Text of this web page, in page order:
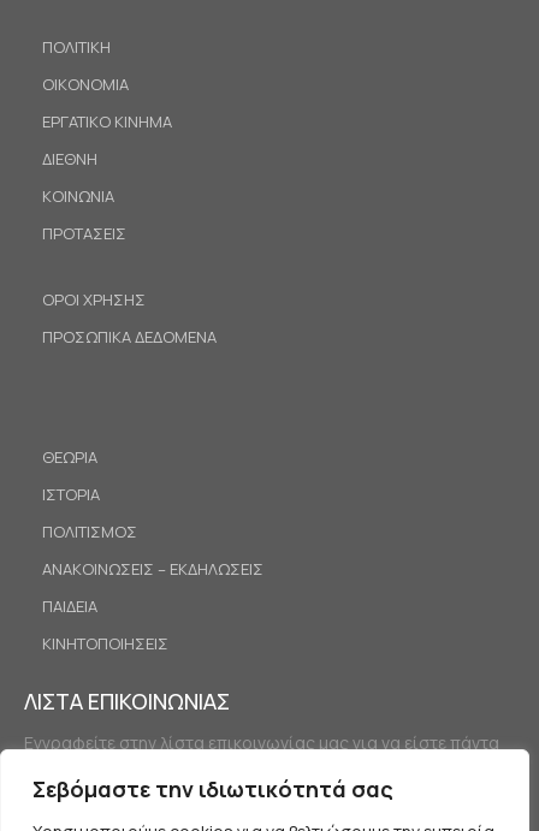
Σεβόμαστε την ιδιωτικότητά σας
ΠΟΛΙΤΙΚΗ
ΟΙΚΟΝΟΜΙΑ
ΕΡΓΑΤΙΚΟ ΚΙΝΗΜΑ
ΔΙΕΘΝΗ
ΚΟΙΝΩΝΙΑ
ΠΡΟΤΑΣΕΙΣ
ΟΡΟΙ ΧΡΗΣΗΣ
ΠΡΟΣΩΠΙΚΑ ΔΕΔΟΜΕΝΑ
ΘΕΩΡΙΑ
ΙΣΤΟΡΙΑ
ΠΟΛΙΤΙΣΜΟΣ
ΑΝΑΚΟΙΝΩΣΕΙΣ – ΕΚΔΗΛΩΣΕΙΣ
ΠΑΙΔΕΙΑ
ΚΙΝΗΤΟΠΟΙΗΣΕΙΣ
ΛΙΣΤΑ ΕΠΙΚΟΙΝΩΝΙΑΣ
Εγγραφείτε στην λίστα επικοινωνίας μας για να είστε πάντα